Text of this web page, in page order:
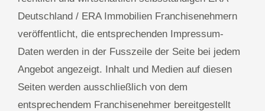
Deutschland / ERA Immobilien Franchisenehmern
veröffentlicht, die entsprechenden Impressum-
Daten werden in der Fusszeile der Seite bei jedem
Angebot angezeigt. Inhalt und Medien auf diesen
Seiten werden ausschließlich von dem
entsprechendem Franchisenehmer bereitgestellt